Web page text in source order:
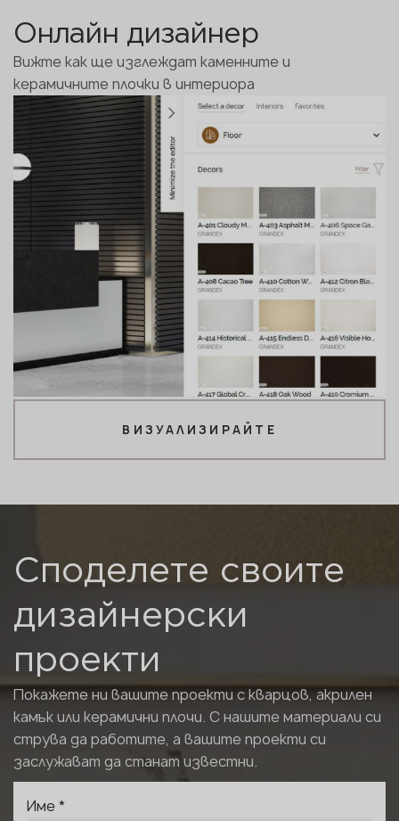
Онлайн дизайнер
Вижте как ще изглеждат каменните и
керамичните плочки в интериора
ВИЗУАЛИЗИРАЙТЕ
Споделете своите
дизайнерски
проекти
Покажете ни вашите проекти с кварцов, акрилен
камък или керамични плочи. С нашите материали си
струва да работите, а вашите проекти си
заслужават да станат известни.
Име *